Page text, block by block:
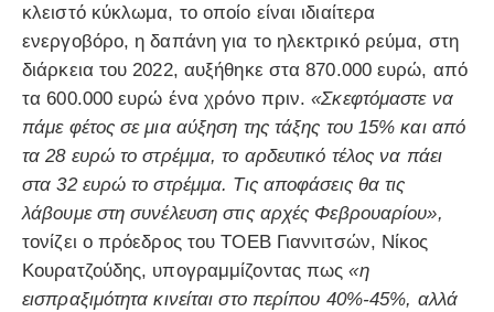
κλειστό κύκλωμα, το οποίο είναι ιδιαίτερα
ενεργοβόρο, η δαπάνη για το ηλεκτρικό ρεύμα, στη
διάρκεια του 2022, αυξήθηκε στα 870.000 ευρώ, από
τα 600.000 ευρώ ένα χρόνο πριν.«Σκεφτόμαστε να
πάμε φέτος σε μια αύξηση της τάξης του 15% και από
τα 28 ευρώ το στρέμμα, το αρδευτικό τέλος να πάει
στα 32 ευρώ το στρέμμα. Τις αποφάσεις θα τις
λάβουμε στη συνέλευση στις αρχές Φεβρουαρίου»,
τονίζει ο πρόεδρος του ΤΟΕΒ Γιαννιτσών, Νίκος
Κουρατζούδης, υπογραμμίζοντας πως«η
εισπραξιμότητα κινείται στο περίπου 40%-45%, αλλά